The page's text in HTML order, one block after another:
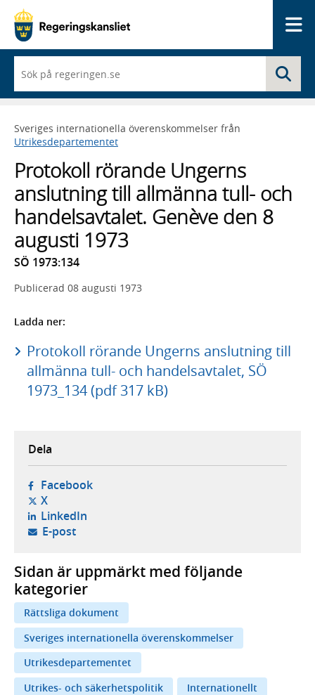
du
börjar
skriva
framträder
en
med
sökförslag
Sveriges internationella överenskommelser från
Utrikesdepartementet
Protokoll rörande Ungerns
anslutning till allmänna tull- och
handelsavtalet. Genève den 8
augusti 1973
SÖ 1973:134
Publicerad 08 augusti 1973
Ladda ner:
Protokoll rörande Ungerns anslutning till
allmänna tull- och handelsavtalet, SÖ
1973_134 (pdf 317 kB)
Dela
Facebook- öppnas i ny flik, extern webbplats,
X- öppnas i ny flik, extern webbplats,
LinkedIn- öppnas i ny flik, extern webbplats,
E-post- öppnar din e-postklient,
Sidan är uppmärkt med följande
kategorier
Rättsliga dokument
Sveriges internationella överenskommelser
Utrikesdepartementet
Utrikes- och säkerhetspolitik
Internationellt